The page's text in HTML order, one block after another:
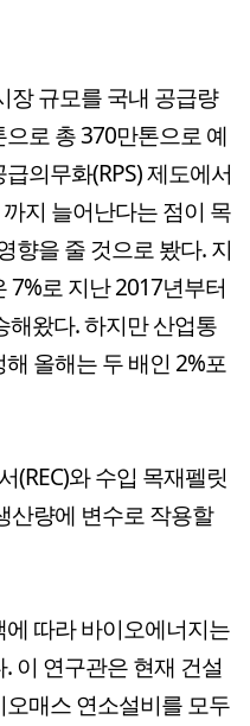
장 규모를 국내 공급량
로 총 370만톤으로 예
의무화(RPS) 제도에서
지 늘어난다는 점이 목
향을 줄 것으로 봤다. 지
7%로 지난 2017년부터
해왔다. 하지만 산업통
올해는 두 배인 2%포
(REC)와 수입 목재펠릿
산량에 변수로 작용할
따라 바이오에너지는
이 연구관은 현재 건설
매스 연소설비를 모두